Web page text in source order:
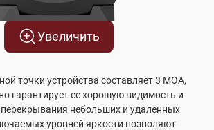
Увеличить
точки устройства составляет 3 МОА,
гарантирует ее хорошую видимость и
небольших и удаленных
уровней яркости позволяют